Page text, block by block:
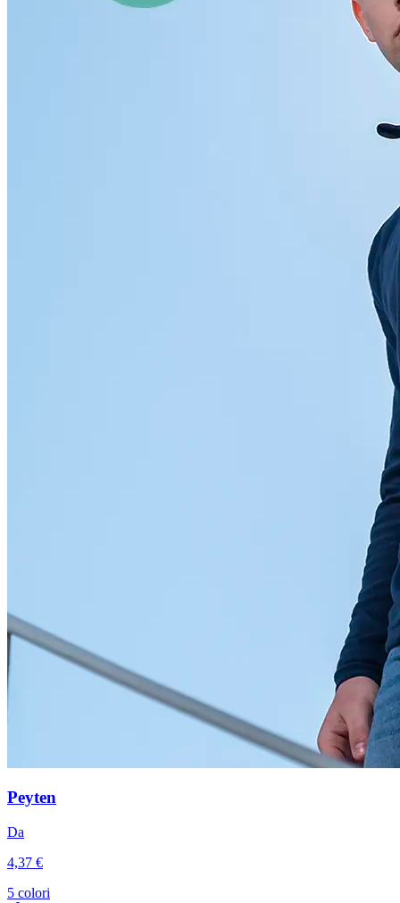
Peyten
Da
4,37 €
5 colori